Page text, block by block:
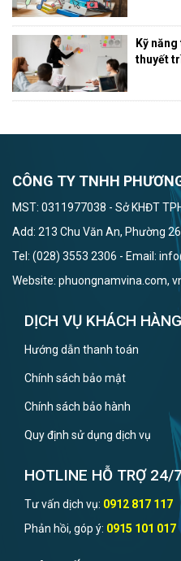
Kỹ
thuyết
CÔNG TY TNHH
MST: 0311977038 - Sở KHĐT
Add: 213 Chu Văn An, Phường
Tel: (028) 3553 2306 - Email:
Website: phuongnamvina.com,
DỊCH VỤ KHÁCH HÀNG
Hướng dẫn thanh toán
Chính sách bảo mật
Chính sách bảo hành
Quy định sử dụng dịch vụ
HOTLINE HỖ TRỢ 24/7
Tư vấn dịch vụ: 0912 817 117
Phản hồi, góp ý: 0915 101 017